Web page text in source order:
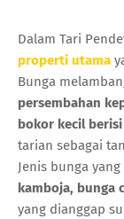
Dalam Tari
properti utama
Bunga
persembahan
bokor kecil
tarian sebagai
Jenis bunga
kamboja, bunga
yang dianggap